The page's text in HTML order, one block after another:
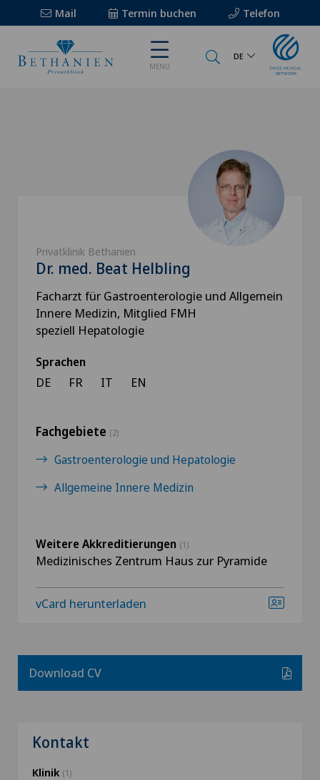
Mail Termin buchen Telefon
MENU
DE
Privatklinik Bethanien
Dr. med. Beat Helbling
Facharzt für Gastroenterologie und Allgemein
Innere Medizin, Mitglied FMH
speziell Hepatologie
Sprachen
DE FR IT EN
Fachgebiete (2)
Gastroenterologie und Hepatologie
Allgemeine Innere Medizin
Weitere Akkreditierungen (1)
Medizinisches Zentrum Haus zur Pyramide
vCard herunterladen
Download CV
Kontakt
Klinik (1)